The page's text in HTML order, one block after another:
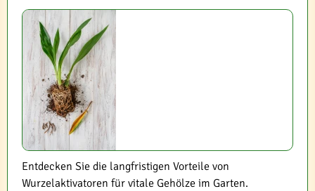
Entdecken Sie die langfristigen Vorteile von
Wurzelaktivatoren für vitale Gehölze im Garten.